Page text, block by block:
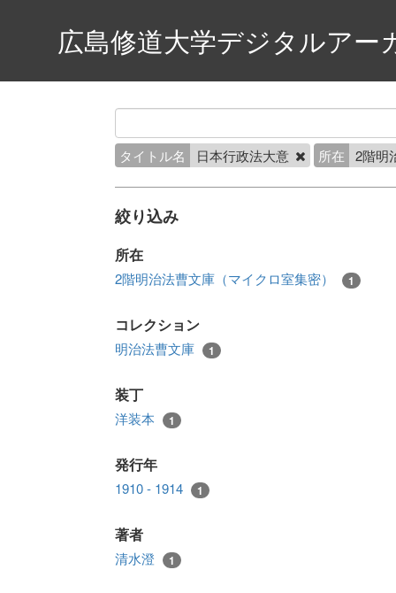
広島修道大学デジタルアー
タイトル名 日本行政法大意 所在 2階明
絞り込み
所在
2階明治法曹文庫（マイクロ室集密） 1
コレクション
明治法曹文庫 1
装丁
洋装本 1
発行年
1910 - 1914 1
著者
清水澄 1